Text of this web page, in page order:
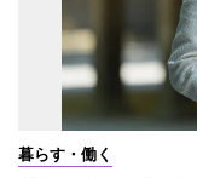
暮らす・働く